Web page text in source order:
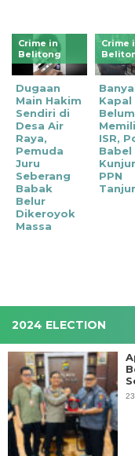
Crime in
Belitong
‎Dugaan
Main Hakim
Sendiri di
Desa Air
Raya,
Pemuda
Juru
Seberang
Babak
Belur
Dikeroyok
Massa
Crime
Kapal
Belum
ISR,
Babel
PPN
2024 ELECTION